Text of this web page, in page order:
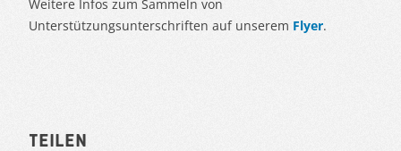
Weitere Infos zum Sammeln von
Unterstützungsunterschriften auf unserem Flyer.
Teilen